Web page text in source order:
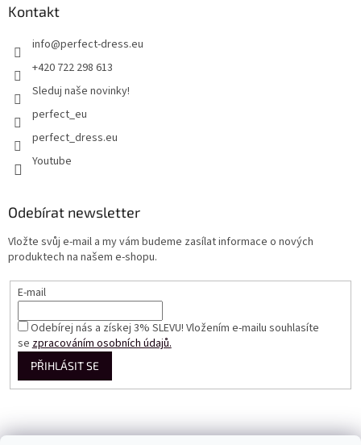
Kontakt
info@perfect-dress.eu
+420 722 298 613
Sleduj naše novinky!
perfect_eu
perfect_dress.eu
Youtube
Odebírat newsletter
Vložte svůj e-mail a my vám budeme zasílat informace o nových
produktech na našem e-shopu.
E-mail
Odebírej nás a získej 3% SLEVU! Vložením e-mailu souhlasíte
se zpracováním osobních údajů.
PŘIHLÁSIT SE